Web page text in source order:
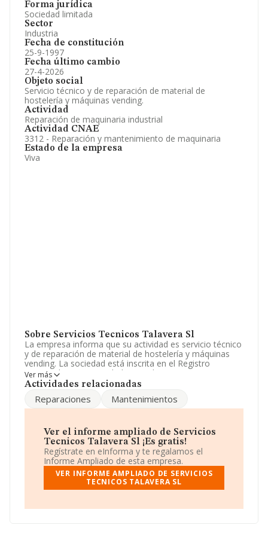
Forma jurídica
Sociedad limitada
Sector
Industria
Fecha de constitución
25-9-1997
Fecha último cambio
27-4-2026
Objeto social
Servicio técnico y de reparación de material de
hostelería y máquinas vending.
Actividad
Reparación de maquinaria industrial
Actividad CNAE
3312 - Reparación y mantenimiento de maquinaria
Estado de la empresa
Viva
Sobre Servicios Tecnicos Talavera Sl
La empresa informa que su actividad es servicio técnico
y de reparación de material de hostelería y máquinas
vending. La sociedad está inscrita en el Registro
Mercantil como Sociedad Limitada. Tiene CNAE: 3312 -
'Reparación de maquinaria'. No realiza actividad de
Ha contado con el mismo número de empleados y
INFORMA, ha dispuesto de un número de empleados
por encima de la media de sector.
Dentro del ranking de empresas elaborado por
INFORMA, atendiendo a los niveles de facturación de la
sociedad, se destaca que: la empresa ha retrocedido 26
puestos en el ranking sectorial, pasando del 423 al 449.
mejor posición:Compresores Gimenez S.LyTemasa
Ver más
Actividades relacionadas
Reparaciones Mantenimientos
Ver el informe ampliado de Servicios
Tecnicos Talavera Sl ¡Es gratis!
Regístrate en eInforma y te regalamos el
Informe Ampliado de esta empresa.
VER INFORME AMPLIADO DE SERVICIOS
TECNICOS TALAVERA SL